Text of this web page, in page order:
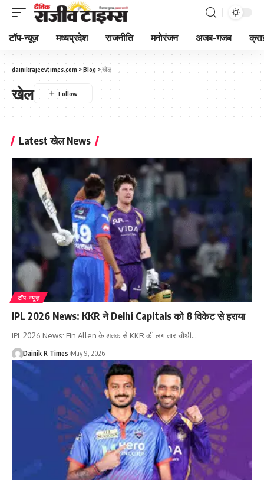
टॉप-न्यूज़ मध्यप्रदेश राजनीति मनोरंजन अजब-गजब
dainikrajeevtimes.com >Blog >खेल
खेल
Latest खेल News
टॉप-न्यूज़
IPL 2026 News: KKR ने Delhi Capitals को 8 विकेट से हराया
IPL 2026 News: Fin Allen के शतक से KKR की लगातार चौथी…
Dainik R Times May 9, 2026